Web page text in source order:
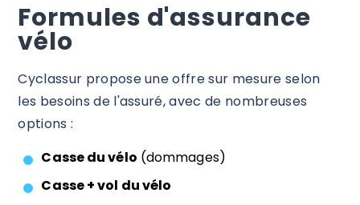
Formules d'assurance
vélo
Cyclassur propose une offre sur mesure selon
les besoins de l'assuré, avec de nombreuses
options :
Casse du vélo (dommages)
Casse + vol du vélo